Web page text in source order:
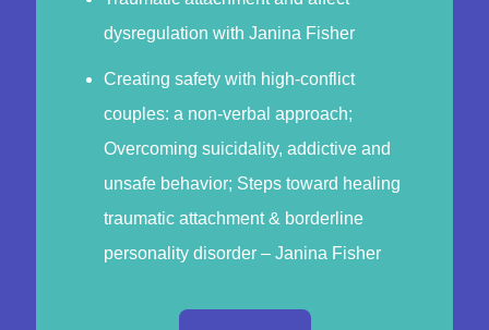
dysregulation with Janina Fisher
Creating safety with high-conflict
couples: a non-verbal approach;
Overcoming suicidality, addictive and
unsafe behavior; Steps toward healing
traumatic attachment & borderline
personality disorder – Janina Fisher